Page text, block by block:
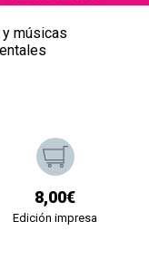
músicas
8,00€
Edición impresa